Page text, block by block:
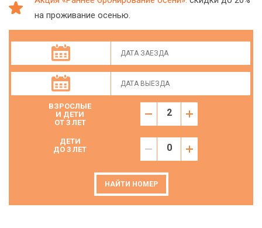
на проживание осенью.
ВЗРОСЛЫЕ
И ДЕТИ
ОТ 3 ЛЕТ
ДЕТИ
ДО 3 ЛЕТ
НАЙТИ НОМЕР